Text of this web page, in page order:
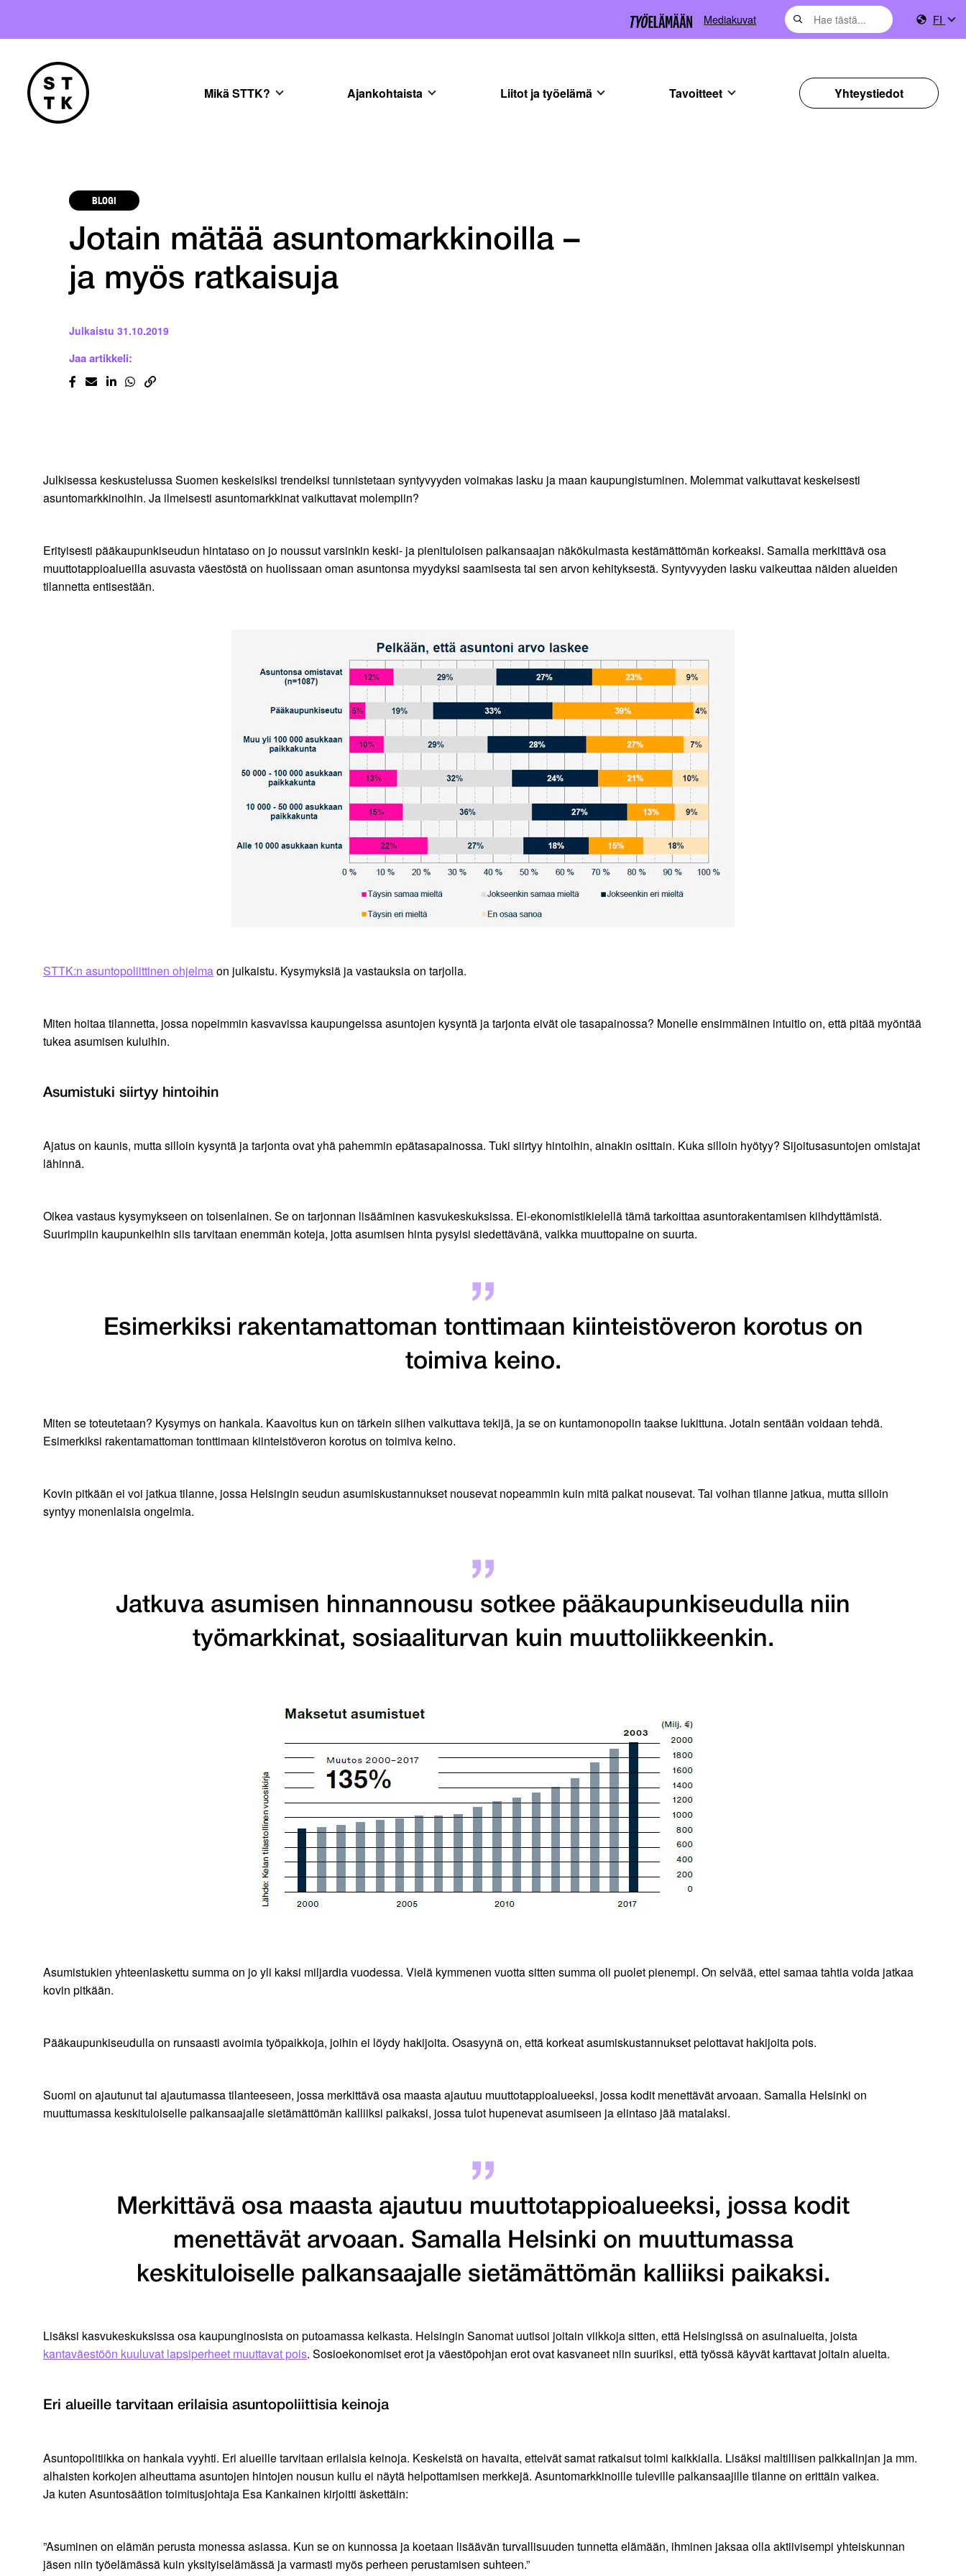
Mediakuvat FI
Mikä STTK? Ajankohtaista Liitot ja työelämä Tavoitteet Yhteystiedot
BLOGI
Jotain mätää asuntomarkkinoilla –
ja myös ratkaisuja
Julkaistu 31.10.2019
Jaa artikkeli:
Julkisessa keskustelussa Suomen keskeisiksi trendeiksi tunnistetaan syntyvyyden voimakas lasku ja maan kaupungistuminen. Molemmat vaikuttavat keskeisesti
asuntomarkkinoihin. Ja ilmeisesti asuntomarkkinat vaikuttavat molempiin?
Erityisesti pääkaupunkiseudun hintataso on jo noussut varsinkin keski- ja pienituloisen palkansaajan näkökulmasta kestämättömän korkeaksi. Samalla merkittävä osa
muuttotappioalueilla asuvasta väestöstä on huolissaan oman asuntonsa myydyksi saamisesta tai sen arvon kehityksestä. Syntyvyyden lasku vaikeuttaa näiden alueiden
tilannetta entisestään.
STTK:n asuntopoliittinen ohjelmaon julkaistu. Kysymyksiä ja vastauksia on tarjolla.
Miten hoitaa tilannetta, jossa nopeimmin kasvavissa kaupungeissa asuntojen kysyntä ja tarjonta eivät ole tasapainossa? Monelle ensimmäinen intuitio on, että pitää myöntää
tukea asumisen kuluihin.
Asumistuki siirtyy hintoihin
Ajatus on kaunis, mutta silloin kysyntä ja tarjonta ovat yhä pahemmin epätasapainossa. Tuki siirtyy hintoihin, ainakin osittain. Kuka silloin hyötyy? Sijoitusasuntojen omistajat
lähinnä.
Oikea vastaus kysymykseen on toisenlainen. Se on tarjonnan lisääminen kasvukeskuksissa. Ei-ekonomistikielellä tämä tarkoittaa asuntorakentamisen kiihdyttämistä.
Suurimpiin kaupunkeihin siis tarvitaan enemmän koteja, jotta asumisen hinta pysyisi siedettävänä, vaikka muuttopaine on suurta.
Esimerkiksi rakentamattoman tonttimaan kiinteistöveron korotus on
toimiva keino.
Miten se toteutetaan? Kysymys on hankala. Kaavoitus kun on tärkein siihen vaikuttava tekijä, ja se on kuntamonopolin taakse lukittuna. Jotain sentään voidaan tehdä.
Esimerkiksi rakentamattoman tonttimaan kiinteistöveron korotus on toimiva keino.
Kovin pitkään ei voi jatkua tilanne, jossa Helsingin seudun asumiskustannukset nousevat nopeammin kuin mitä palkat nousevat. Tai voihan tilanne jatkua, mutta silloin
syntyy monenlaisia ongelmia.
Jatkuva asumisen hinnannousu sotkee pääkaupunkiseudulla niin
työmarkkinat, sosiaaliturvan kuin muuttoliikkeenkin.
Asumistukien yhteenlaskettu summa on jo yli kaksi miljardia vuodessa. Vielä kymmenen vuotta sitten summa oli puolet pienempi. On selvää, ettei samaa tahtia voida jatkaa
kovin pitkään.
Pääkaupunkiseudulla on runsaasti avoimia työpaikkoja, joihin ei löydy hakijoita. Osasyynä on, että korkeat asumiskustannukset pelottavat hakijoita pois.
Suomi on ajautunut tai ajautumassa tilanteeseen, jossa merkittävä osa maasta ajautuu muuttotappioalueeksi, jossa kodit menettävät arvoaan. Samalla Helsinki on
muuttumassa keskituloiselle palkansaajalle sietämättömän kalliiksi paikaksi, jossa tulot hupenevat asumiseen ja elintaso jää matalaksi.
Merkittävä osa maasta ajautuu muuttotappioalueeksi, jossa kodit
menettävät arvoaan. Samalla Helsinki on muuttumassa
keskituloiselle palkansaajalle sietämättömän kalliiksi paikaksi.
Lisäksi kasvukeskuksissa osa kaupunginosista on putoamassa kelkasta. Helsingin Sanomat uutisoi joitain viikkoja sitten, että Helsingissä on asuinalueita, joista
kantaväestöön kuuluvat lapsiperheet muuttavat pois. Sosioekonomiset erot ja väestöpohjan erot ovat kasvaneet niin suuriksi, että työssä käyvät karttavat joitain alueita.
Eri alueille tarvitaan erilaisia asuntopoliittisia keinoja
Asuntopolitiikka on hankala vyyhti. Eri alueille tarvitaan erilaisia keinoja. Keskeistä on havaita, etteivät samat ratkaisut toimi kaikkialla. Lisäksi maltillisen palkkalinjan ja mm.
alhaisten korkojen aiheuttama asuntojen hintojen nousun kuilu ei näytä helpottamisen merkkejä. Asuntomarkkinoille tuleville palkansaajille tilanne on erittäin vaikea.
Ja kuten Asuntosäätion toimitusjohtaja Esa Kankainen kirjoitti äskettäin:
”Asuminen on elämän perusta monessa asiassa. Kun se on kunnossa ja koetaan lisäävän turvallisuuden tunnetta elämään, ihminen jaksaa olla aktiivisempi yhteiskunnan
jäsen niin työelämässä kuin yksityiselämässä ja varmasti myös perheen perustamisen suhteen.”